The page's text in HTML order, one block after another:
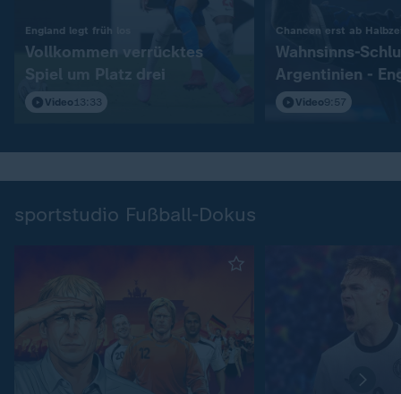
England legt früh los
Vollkommen verrücktes
Spiel um Platz drei
Video 13:33
Chancen erst ab
Wahnsinns-
Argentinien -
Video9:57
sportstudio Fußball-Dokus